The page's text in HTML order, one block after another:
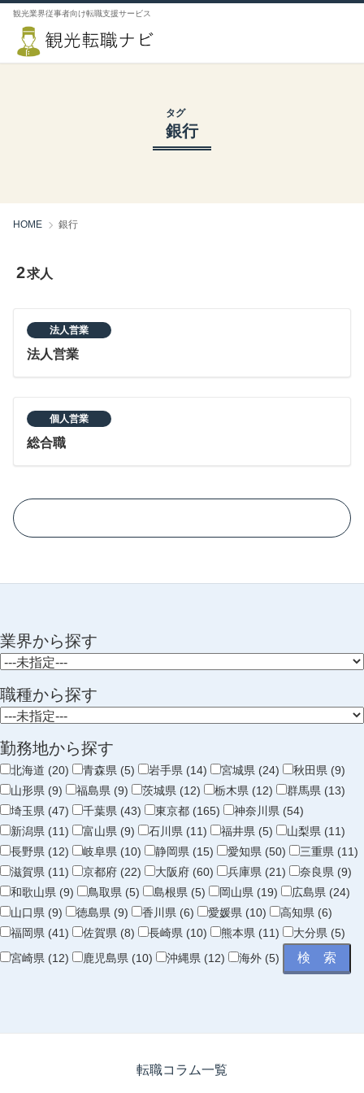
観光業界従事者向け転職支援サービス
タグ
銀行
HOME 銀行
2求人
法人営業
法人営業
個人営業
総合職
業界から探す
職種から探す
勤務地から探す
北海道 (20) 青森県 (5) 岩手県 (14) 宮城県 (24)
秋田県 (9)
山形県 (9)
福島県 (9) 茨城県 (12) 栃木県 (12)
群馬県 (13)
埼玉県 (47)
千葉県 (43) 東京都 (165)
神奈川県 (54)
新潟県 (11)
富山県 (9) 石川県 (11) 福井県 (5)
山梨県 (11)
長野県 (12)
岐阜県 (10) 静岡県 (15) 愛知県 (50)
三重県 (11)
滋賀県 (11)
京都府 (22) 大阪府 (60) 兵庫県 (21)
奈良県 (9)
和歌山県 (9)
鳥取県 (5) 島根県 (5) 岡山県 (19)
広島県 (24)
山口県 (9)
徳島県 (9) 香川県 (6) 愛媛県 (10)
高知県 (6)
福岡県 (41)
佐賀県 (8) 長崎県 (10) 熊本県 (11)
大分県 (5)
宮崎県 (12)
鹿児島県 (10) 沖縄県 (12) 海外 (5)
転職コラム一覧